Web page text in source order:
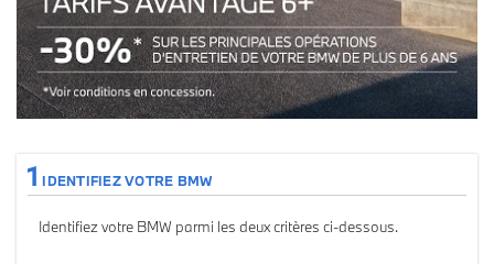
1 IDENTIFIEZ VOTRE BMW
Identifiez votre BMW parmi les deux critères ci-dessous.